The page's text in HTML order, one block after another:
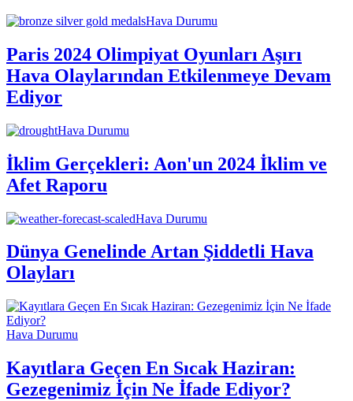
Hava Durumu
Paris 2024 Olimpiyat Oyunları Aşırı
Hava Olaylarından Etkilenmeye Devam
Ediyor
Hava Durumu
İklim Gerçekleri: Aon'un 2024 İklim ve
Afet Raporu
Hava Durumu
Dünya Genelinde Artan Şiddetli Hava
Olayları
Hava Durumu
Kayıtlara Geçen En Sıcak Haziran:
Gezegenimiz İçin Ne İfade Ediyor?